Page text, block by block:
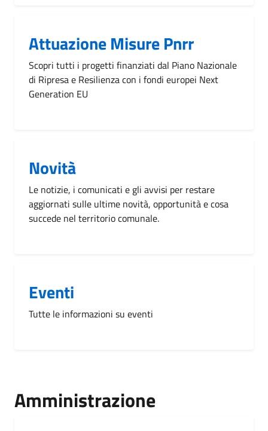
Attuazione Misure Pnrr
Scopri tutti i progetti finanziati dal Piano Nazionale
di Ripresa e Resilienza con i fondi europei Next
Generation EU
Novità
Le notizie, i comunicati e gli avvisi per restare
aggiornati sulle ultime novità, opportunità e cosa
succede nel territorio comunale.
Eventi
Tutte le informazioni su eventi
Amministrazione